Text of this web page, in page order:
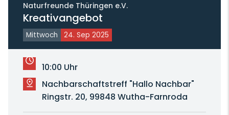
Naturfreunde Thüringen e.V.
Kreativangebot
Mittwoch 24. Sep 2025
10:00 Uhr
Nachbarschaftstreff "Hallo Nachbar"
Ringstr. 20, 99848 Wutha-Farnroda